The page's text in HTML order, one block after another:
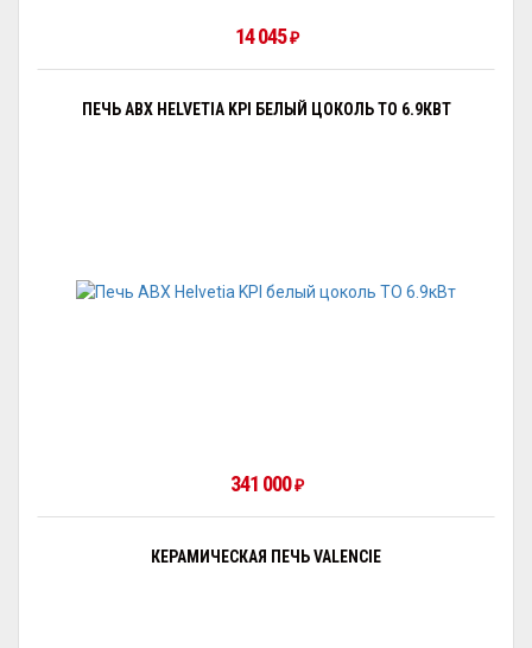
14 045 ₽
ПЕЧЬ ABX HELVETIA KPI БЕЛЫЙ ЦОКОЛЬ ТО 6.9КВТ
341 000 ₽
КЕРАМИЧЕСКАЯ ПЕЧЬ VALENCIE